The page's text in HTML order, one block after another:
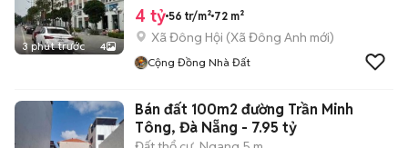
3 phút trước 4
4 tỷ 56 tr/m² 72 m²
Xã Đông Hội (Xã Đông Anh mới)
Cộng Đồng Nhà Đất
Bán đất 100m2 đường Trần Minh
Tông, Đà Nẵng - 7.95 tỷ